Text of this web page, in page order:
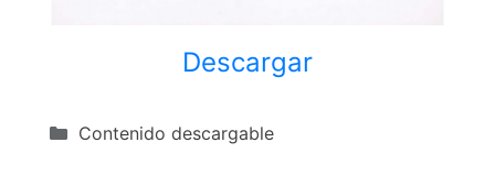
Descargar
Categorías
Contenido descargable